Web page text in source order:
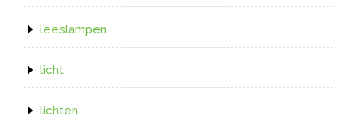
leeslampen
licht
lichten